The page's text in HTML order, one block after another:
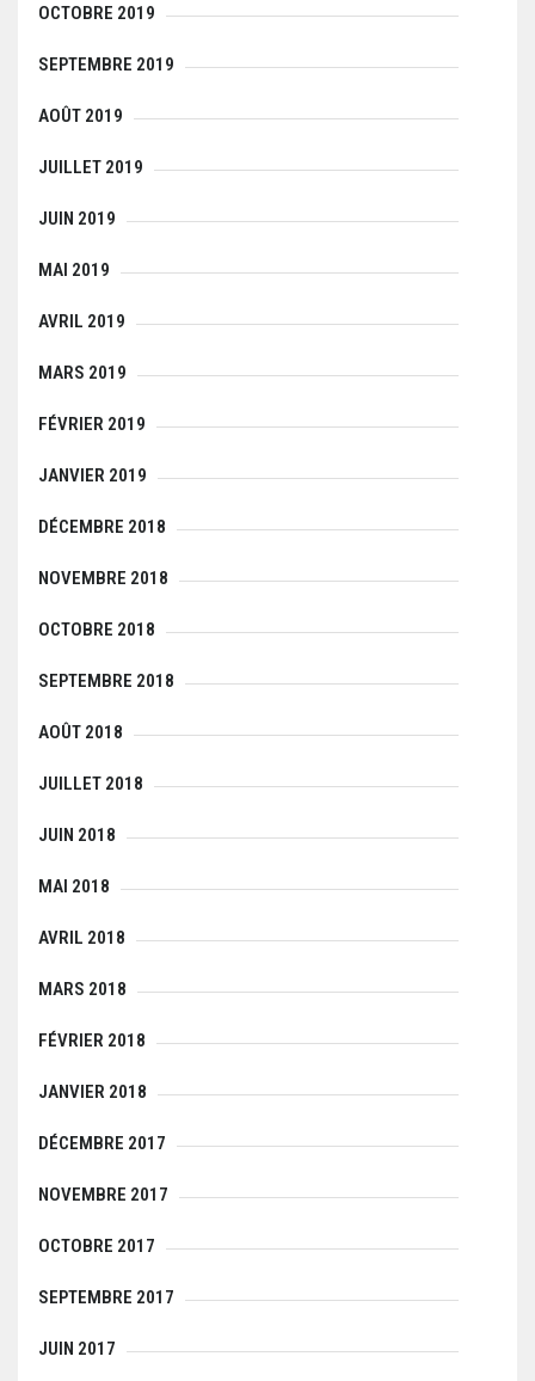
OCTOBRE 2019
SEPTEMBRE 2019
AOÛT 2019
JUILLET 2019
JUIN 2019
MAI 2019
AVRIL 2019
MARS 2019
FÉVRIER 2019
JANVIER 2019
DÉCEMBRE 2018
NOVEMBRE 2018
OCTOBRE 2018
SEPTEMBRE 2018
AOÛT 2018
JUILLET 2018
JUIN 2018
MAI 2018
AVRIL 2018
MARS 2018
FÉVRIER 2018
JANVIER 2018
DÉCEMBRE 2017
NOVEMBRE 2017
OCTOBRE 2017
SEPTEMBRE 2017
JUIN 2017